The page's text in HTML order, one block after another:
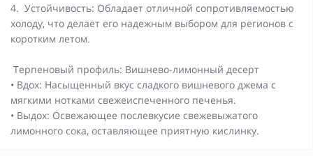
4. Устойчивость: Обладает отличной сопротивляемостью
холоду, что делает его надежным выбором для регионов с
коротким летом.
Терпеновый профиль: Вишнево-лимонный десерт
• Вдох: Насыщенный вкус сладкого вишневого джема с
мягкими нотками свежеиспеченного печенья.
• Выдох: Освежающее послевкусие свежевыжатого
лимонного сока, оставляющее приятную кислинку.